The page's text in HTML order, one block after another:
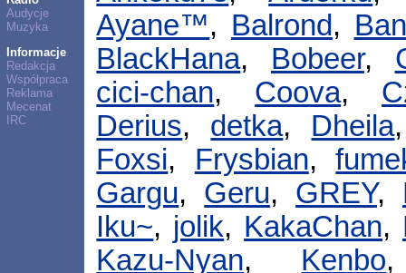
Audycje
Muzyka
Informacje
Redakcja
Współpraca
Reklama
Mecenat
IRC
Ayane™, Balrond,
BlackHana, Bobeer,
cici-chan, Coova,
Derius, detka, Dheila
Foxsi, Frysbian,
Gargu, Geru, GREY,
Iku~, jolik, KakaChan,
Kazu-Nyan, Kenbo